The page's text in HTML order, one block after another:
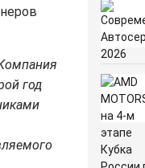
год